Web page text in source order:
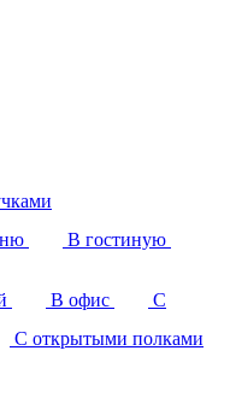
В гостиную
В офис
С
С открытыми полками